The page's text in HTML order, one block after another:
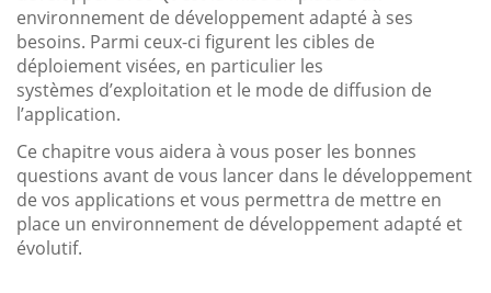
environnement de développement adapté à ses
besoins. Parmi ceux-ci figurent les cibles de
déploiement visées, en particulier les
systèmes d’exploitation et le mode de diffusion de
l’application.
Ce chapitre vous aidera à vous poser les bonnes
questions avant de vous lancer dans le développement
de vos applications et vous permettra de mettre en
place un environnement de développement adapté et
évolutif.